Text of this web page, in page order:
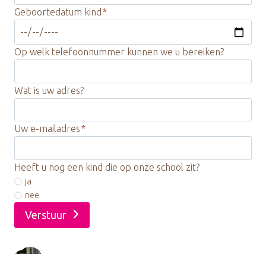
Geboortedatum kind *
Op welk telefoonnummer kunnen we u bereiken?
Wat is uw adres?
Uw e-mailadres*
Heeft u nog een kind die op onze school zit?
ja
nee
Verstuur